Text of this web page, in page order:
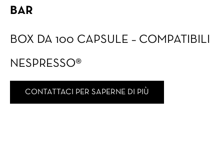
BAR
BOX DA 100 CAPSULE – COMPATIBILI
NESPRESSO®
CONTATTACI PER SAPERNE DI PIÙ